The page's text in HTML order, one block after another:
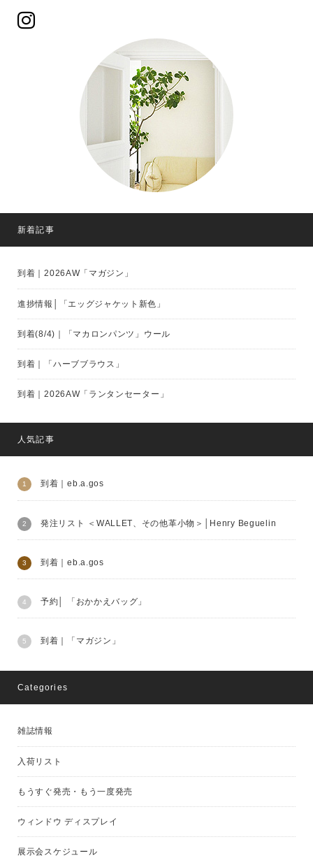
新着記事
到着｜2026AW「マガジン」
進捗情報│「エッグジャケット新色」
到着(8/4)｜「マカロンパンツ」ウール
到着｜「ハーブブラウス」
到着｜2026AW「ランタンセーター」
人気記事
到着｜eb.a.gos
発注リスト ＜WALLET、その他革小物＞│Henry Beguelin
到着｜eb.a.gos
予約│ 「おかかえバッグ」
到着｜「マガジン」
Categories
雑誌情報
入荷リスト
もうすぐ発売・もう一度発売
ウィンドウ ディスプレイ
展示会スケジュール